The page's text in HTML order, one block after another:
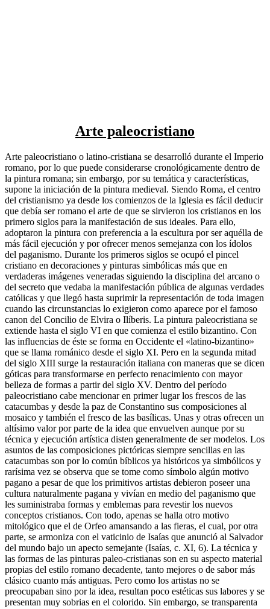
Arte paleocristiano
Arte paleocristiano o latino-cristiana se desarrolló durante el Imperio
romano, por lo que puede considerarse cronológicamente dentro de
la pintura romana; sin embargo, por su temática y características,
supone la iniciación de la pintura medieval. Siendo Roma, el centro
del cristianismo ya desde los comienzos de la Iglesia es fácil deducir
que debía ser romano el arte de que se sirvieron los cristianos en los
primero siglos para la manifestación de sus ideales. Para ello,
adoptaron la pintura con preferencia a la escultura por ser aquélla de
más fácil ejecución y por ofrecer menos semejanza con los ídolos
del paganismo. Durante los primeros siglos se ocupó el pincel
cristiano en decoraciones y pinturas simbólicas más que en
verdaderas imágenes veneradas siguiendo la disciplina del arcano o
del secreto que vedaba la manifestación pública de algunas verdades
católicas y que llegó hasta suprimir la representación de toda imagen
cuando las circunstancias lo exigieron como aparece por el famoso
canon del Concilio de Elvira o Ilíberis. La pintura paleocristiana se
extiende hasta el siglo VI en que comienza el estilo bizantino. Con
las influencias de éste se forma en Occidente el «latino-bizantino»
que se llama románico desde el siglo XI. Pero en la segunda mitad
del siglo XIII surge la restauración italiana con maneras que se dicen
góticas para transformarse en perfecto renacimiento con mayor
belleza de formas a partir del siglo XV. Dentro del período
paleocristiano cabe mencionar en primer lugar los frescos de las
catacumbas y desde la paz de Constantino sus composiciones al
mosaico y también el fresco de las basílicas. Unas y otras ofrecen un
altísimo valor por parte de la idea que envuelven aunque por su
técnica y ejecución artística disten generalmente de ser modelos. Los
asuntos de las composiciones pictóricas siempre sencillas en las
catacumbas son por lo común bíblicos ya históricos ya simbólicos y
rarísima vez se observa que se tome como símbolo algún motivo
pagano a pesar de que los primitivos artistas debieron poseer una
cultura naturalmente pagana y vivían en medio del paganismo que
les suministraba formas y emblemas para revestir los nuevos
conceptos cristianos. Con todo, apenas se halla otro motivo
mitológico que el de Orfeo amansando a las fieras, el cual, por otra
parte, se armoniza con el vaticinio de Isaías que anunció al Salvador
del mundo bajo un apecto semejante (Isaías, c. XI, 6). La técnica y
las formas de las pinturas paleo-cristianas son en su aspecto material
propias del estilo romano decadente, tanto mejores o de sabor más
clásico cuanto más antiguas. Pero como los artistas no se
preocupaban sino por la idea, resultan poco estéticas sus labores y se
presentan muy sobrias en el colorido. Sin embargo, se transparenta